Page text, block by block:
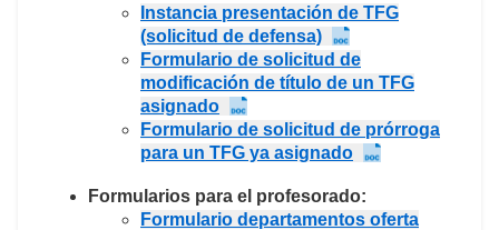
Instancia presentación de TFG
(solicitud de defensa)
Formulario de solicitud de
modificación de título de un TFG
asignado
Formulario de solicitud de prórroga
para un TFG ya asignado
Formularios para el profesorado:
Formulario departamentos oferta